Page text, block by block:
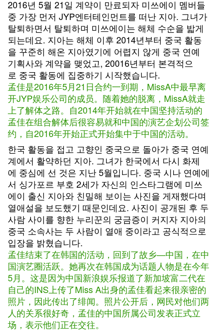
2016년 5월 21일 계약이 만료되자 미쓰에이 멤버들
중 가장 먼저 JYP엔터테인먼트를 떠난 지아. 그녀가
탈퇴하면서 탈퇴하며 미쓰에이는 해체 수순을 밟게
되는데요. 지아는 해체 이후 2014년부터 중국 활동
을 꾸준히 해온 지아였기에 어렵지 않게 중국 연예
기획사와 계약을 맺었고, 20016년부터 본격적으
로 중국 활동에 집중하기 시작했습니다.
孟佳是2016年5月21日合约一到期，MissA中最早离
开JYP娱乐公司的成员。随着她的脱离，MissA就走
上了解体之路。自2014年开始就在中国坚持活动的
孟佳在组合解体后很容易就和中国的演艺企划公司签
约，自2016年开始正式开始集中于中国的活动。
한국 활동을 접고 고향인 중국으로 돌아가 중국 연예
계에서 활약하던 지아. 그녀가 한국에서 다시 화제
에 중심에 선 것은 지난 5월입니다. 중국 시나 연예에
서 싱가포르 부호 2세가 자신의 인스타그램에 미쓰
에이 출신 지아와 친밀해 보이는 사진을 게재했다며
열애설을 보도했기 때문인데요. 사진이 공개된 후 두
사람 사이를 향한 누리꾼의 궁금증이 커지자 지아의
중국 소속사는 두 사람이 열애 중이라고 공식적으로
입장을 밝혔습니다.
孟佳结束了在韩国的活动，回到了故乡—中国，在中
国演艺圈活跃。她再次在韩国成为话题人物是在今年
5月。这是因为中国新浪娱乐报道了新加坡富二代在
自己的INS上传了Miss A出身的孟佳看起来很亲密的
照片，因此传出了绯闻。照片公开后，网民对他们两
人的关系很好奇，孟佳的中国所属公司发表正式立
场，表示他们正在交往。